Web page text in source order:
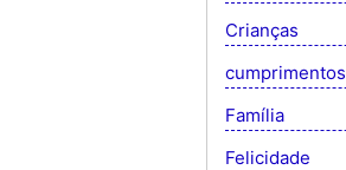
Crianças
cumprimentos
Família
Felicidade